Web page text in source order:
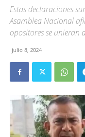
Estas declaraciones
Asamblea Nacional
opositores se unieran
julio 8, 2024